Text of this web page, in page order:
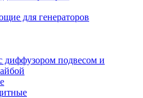
для генераторов
диффузором подвесом и